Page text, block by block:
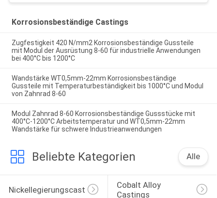
Korrosionsbeständige Castings
Zugfestigkeit 420 N/mm2 Korrosionsbeständige Gussteile
mit Modul der Ausrüstung 8-60 für industrielle Anwendungen
bei 400°C bis 1200°C
Wandstärke WT0,5mm-22mm Korrosionsbeständige
Gussteile mit Temperaturbeständigkeit bis 1000°C und Modul
von Zahnrad 8-60
Modul Zahnrad 8-60 Korrosionsbeständige Gussstücke mit
400°C-1200°C Arbeitstemperatur und WT0,5mm-22mm
Wandstärke für schwere Industrieanwendungen
Beliebte Kategorien Alle
Nickellegierungscasting
Cobalt Alloy
Castings